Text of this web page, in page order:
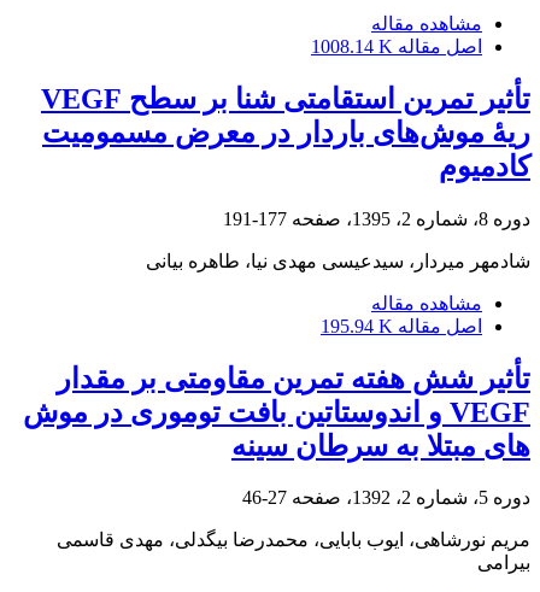
مشاهده مقاله
اصل مقاله 1008.14 K
تأثیر تمرین استقامتی شنا بر سطح VEGF
ریۀ موش‌های باردار در معرض مسمومیت
کادمیوم
دوره 8، شماره 2، 1395، صفحه 177-191
شادمهر میردار، سیدعیسی مهدی نیا، طاهره بیانی
مشاهده مقاله
اصل مقاله 195.94 K
تأثیر شش هفته تمرین مقاومتی بر مقدار
VEGF و اندوستاتین بافت توموری در موش
های مبتلا به سرطان سینه
دوره 5، شماره 2، 1392، صفحه 27-46
مریم نورشاهی، ایوب بابایی، محمدرضا بیگدلی، مهدی قاسمی
بیرامی